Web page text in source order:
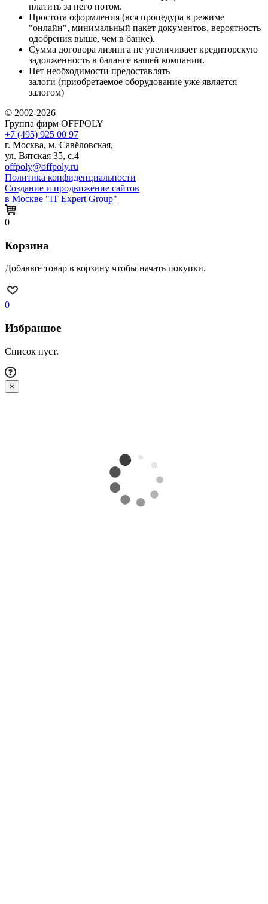
платить за него потом.
Простота оформления (вся процедура в режиме
"онлайн", минимальный пакет документов, вероятность
одобрения выше, чем в банке).
Сумма договора лизинга не увеличивает кредиторскую
задолженность в балансе вашей компании.
Нет необходимости предоставлять
залоги (приобретаемое оборудование уже является
залогом)
© 2002-2026
Группа фирм OFFPOLY
+7 (495) 925 00 97
г. Москва, м. Савёловская,
ул. Вятская 35, с.4
offpoly@offpoly.ru
Политика конфиденциальности
Создание и продвижение сайтов
в Москве "IT Expert Group"
0
Корзина
Добавьте товар в корзину чтобы начать покупки.
0
Избранное
Список пуст.
×